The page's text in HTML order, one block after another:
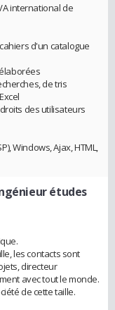
international de
d'un catalogue
de tris
des utilisateurs
Windows, Ajax, HTML,
études
les contacts sont
directeur
avec tout le monde.
de cette taille.